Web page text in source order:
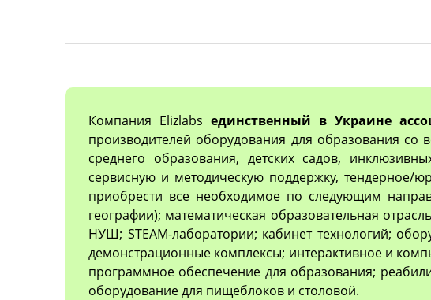
Компания Elizlabs единственный в Украине
производителей оборудования для образования
среднего образования, детских садов,
сервисную и методическую поддержку, тендерное/
приобрести все необходимое по следующим
географии); математическая образовательная
НУШ; STEAM-лаборатории; кабинет технологий;
демонстрационные комплексы; интерактивное и
программное обеспечение для образования;
оборудование для пищеблоков и столовой.